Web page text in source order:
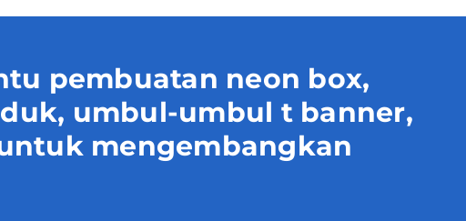
pembuatan neon box,
umbul-umbul t banner,
mengembangkan